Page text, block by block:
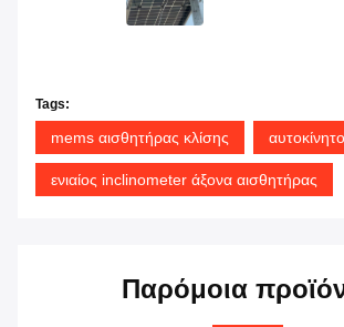
Tags:
mems αισθητήρας κλίσης
ενιαίος inclinometer άξονα αισθητήρας
Παρόμοια